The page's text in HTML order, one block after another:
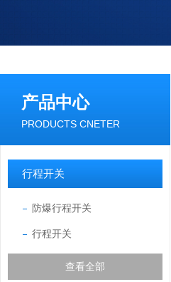
产品中心
PRODUCTS CNETER
行程开关
防爆行程开关
行程开关
查看全部